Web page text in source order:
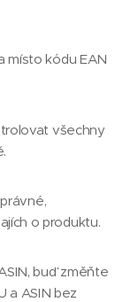
místo kódu EAN
všechny
o produktu.
buď změňte
a ASIN bez